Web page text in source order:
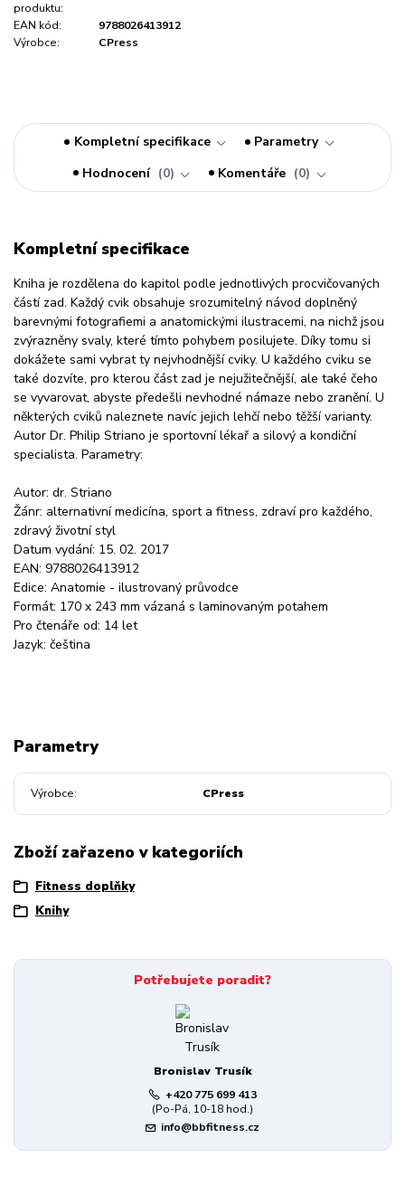
produktu:
EAN kód:
9788026413912
Výrobce:
CPress
Kompletní specifikace
Parametry
Hodnocení
0 Komentáře 0
Kompletní specifikace
Kniha je rozdělena do kapitol podle jednotlivých procvičovaných
částí zad. Každý cvik obsahuje srozumitelný návod doplněný
barevnými fotografiemi a anatomickými ilustracemi, na nichž jsou
zvýrazněny svaly, které tímto pohybem posilujete. Díky tomu si
dokážete sami vybrat ty nejvhodnější cviky. U každého cviku se
také dozvíte, pro kterou část zad je nejužitečnější, ale také čeho
se vyvarovat, abyste předešli nevhodné námaze nebo zranění. U
některých cviků naleznete navíc jejich lehčí nebo těžší varianty.
Autor Dr. Philip Striano je sportovní lékař a silový a kondiční
specialista. Parametry:
Autor: dr. Striano
Žánr: alternativní medicína, sport a fitness, zdraví pro každého,
zdravý životní styl
Datum vydání: 15. 02. 2017
EAN: 9788026413912
Edice: Anatomie - ilustrovaný průvodce
Formát: 170 x 243 mm vázaná s laminovaným potahem
Pro čtenáře od: 14 let
Jazyk: čeština
Parametry
Výrobce CPress
Zboží zařazeno v kategoriích
Fitness doplňky
Knihy
Potřebujete poradit?
Bronislav Trusík
+420 775 699 413
(Po-Pá, 10-18 hod.)
info@bbfitness.cz